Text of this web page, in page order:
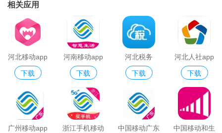
相关应用
河北移动app
下载
河南移动app
下载
河北税务
下载
河北人社app
二维码
下载
广州移动app 浙江手机移动 中国移动广东 中国移动和生